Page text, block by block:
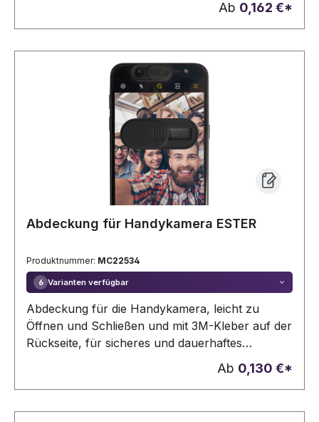
Werbung wird auf die Abdeckung gedruckt.
Ab 0,162 €*
Abdeckung für Handykamera ESTER
Produktnummer: MC22534
6 Varianten verfügbar
Abdeckung für die Handykamera, leicht zu
Öffnen und Schließen und mit 3M-Kleber auf der
Rückseite, für sicheres und dauerhaftes
befestigen. Ihre Werbung wird auf die
Ab 0,130 €*